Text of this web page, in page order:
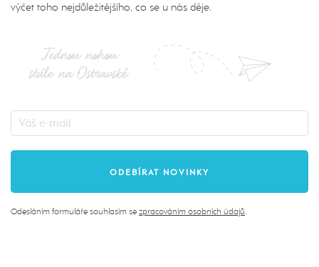
výčet toho nejdůležitějšího, co se u nás děje.
Jednou nohou
stále na Ostravské
Odesláním formuláře souhlasím se zpracováním osobních údajů.